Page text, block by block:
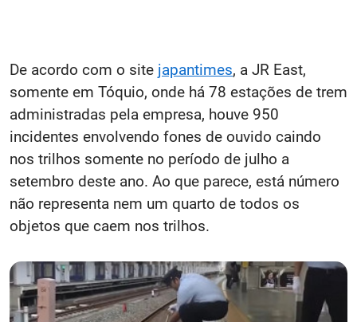
De acordo com o site japantimes, a JR East,
somente em Tóquio, onde há 78 estações de trem
administradas pela empresa, houve 950
incidentes envolvendo fones de ouvido caindo
nos trilhos somente no período de julho a
setembro deste ano. Ao que parece, está número
não representa nem um quarto de todos os
objetos que caem nos trilhos.